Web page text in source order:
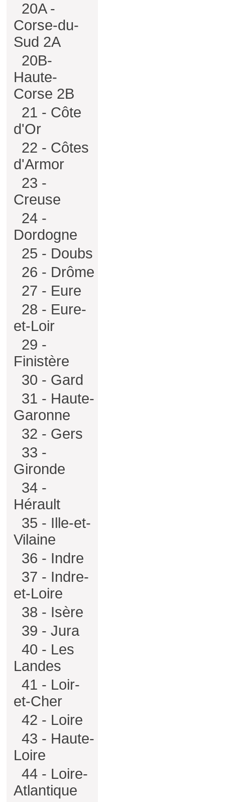
20A -
Corse-du-
Sud 2A
20B-
Haute-
Corse 2B
21 - Côte
d'Or
22 - Côtes
d'Armor
23 -
Creuse
24 -
Dordogne
25 - Doubs
26 - Drôme
27 - Eure
28 - Eure-
et-Loir
29 -
Finistère
30 - Gard
31 - Haute-
Garonne
32 - Gers
33 -
Gironde
34 -
Hérault
35 - Ille-et-
Vilaine
36 - Indre
37 - Indre-
et-Loire
38 - Isère
39 - Jura
40 - Les
Landes
41 - Loir-
et-Cher
42 - Loire
43 - Haute-
Loire
44 - Loire-
Atlantique